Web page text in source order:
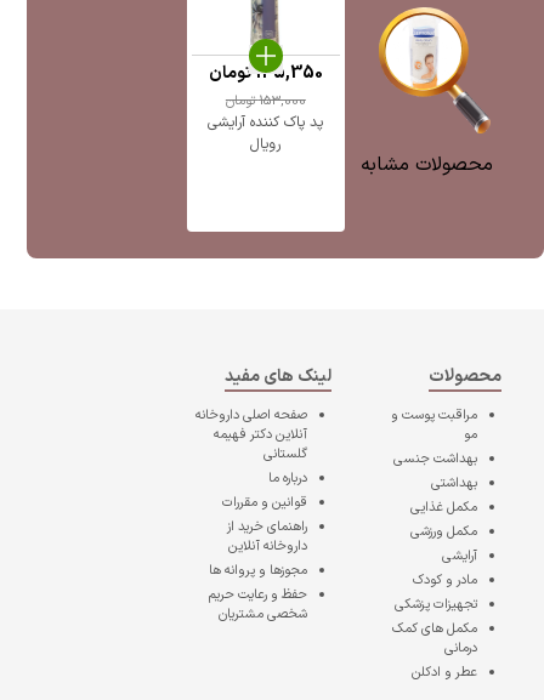
محصولات مشابه
پد پاک کننده آرایشی
رویال
153,000تومان
145,350تومان
محصولات
مراقبت پوست و
مو
بهداشت جنسی
بهداشتی
مکمل غذایی
مکمل ورزشی
آرایشی
مادر و کودک
تجهیزات پزشکی
مکمل های کمک
درمانی
عطر و ادکلن
لینک های مفید
صفحه اصلیداروخانه
آنلاین دکتر فهیمه
گلستانی
درباره ما
قوانین و مقررات
راهنمای خرید از
داروخانه آنلاین
مجوزها و پروانه ها
حفظ و رعایت حریم
شخصی مشتریان